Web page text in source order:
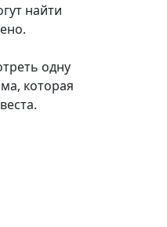
найти
одну
которая